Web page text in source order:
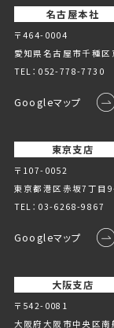
名古屋本社
〒464-0004
愛知県名古屋市千種
TEL： 052-778-7730
Googleマップ
東京支店
〒107-0052
東京都港区赤坂7丁目
TEL： 03-6268-9867
Googleマップ
大阪支店
〒542-0081
大阪府大阪市中央区